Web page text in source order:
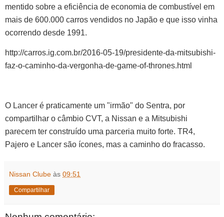
mentido sobre a eficiência de economia de combustível em
mais de 600.000 carros vendidos no Japão e que isso vinha
ocorrendo desde 1991.
http://carros.ig.com.br/2016-05-19/presidente-da-mitsubishi-
faz-o-caminho-da-vergonha-de-game-of-thrones.html
O Lancer é praticamente um "irmão" do Sentra, por
compartilhar o câmbio CVT, a Nissan e a Mitsubishi
parecem ter construído uma parceria muito forte. TR4,
Pajero e Lancer são ícones, mas a caminho do fracasso.
Nissan Clube às 09:51
Compartilhar